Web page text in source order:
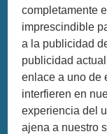
completamente
imprescindible
a la publicidad
publicidad
enlace a uno de
interfieren en
experiencia del
ajena a nuestro